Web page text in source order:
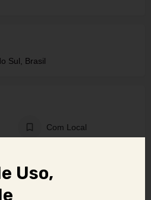
Sul, Brasil
Com Local
Uso,